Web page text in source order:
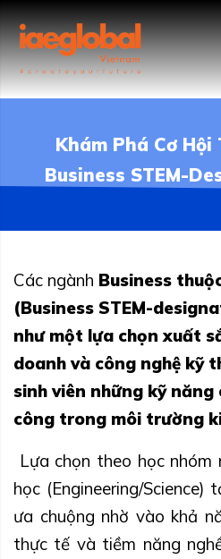
Khám Phá Cơ Hội
Business STEM-
Các ngành Business
(Business STEM-
như một lựa chọn xuất
doanh và công nghệ kỹ
sinh viên những kỹ
công trong môi trường
Lựa chọn theo học
học (Engineering/
ưa chuộng nhờ vào khả
thực tế và tiềm năng